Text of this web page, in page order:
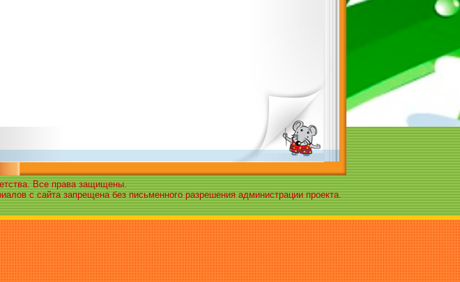
Все права защищены.
с сайта запрещена без письменного разрешения администрации проекта.